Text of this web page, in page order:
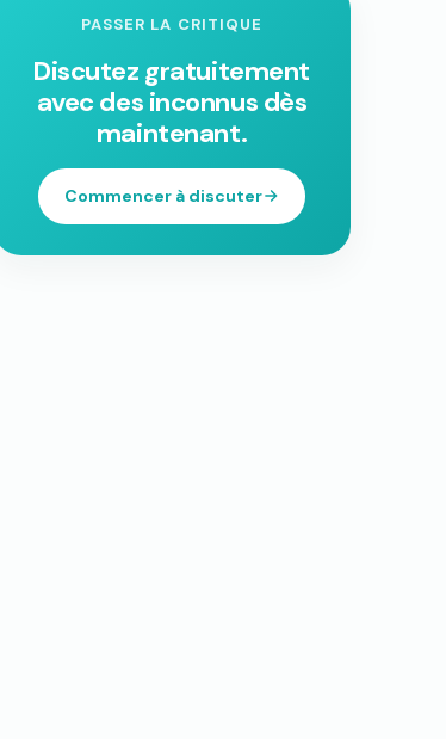
PASSER LA CRITIQUE
Discutez gratuitement
avec des inconnus dès
maintenant.
Commencer à discuter